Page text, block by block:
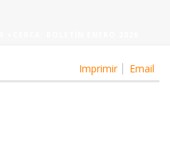
Imprimir Email